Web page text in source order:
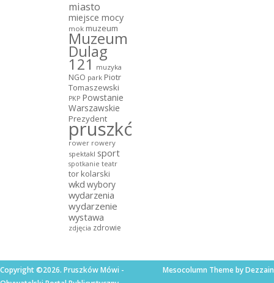
miasto
miejsce mocy
mok muzeum
Muzeum
Dulag
121 muzyka
NGO park Piotr
Tomaszewski
PKP Powstanie
Warszawskie
Prezydent
pruszków
rower rowery
spektakl sport
spotkanie teatr
tor kolarski
wkd wybory
wydarzenia
wydarzenie
wystawa
zdjęcia zdrowie
Copyright ©2026. Pruszków Mówi -
Mesocolumn Theme by Dezzain